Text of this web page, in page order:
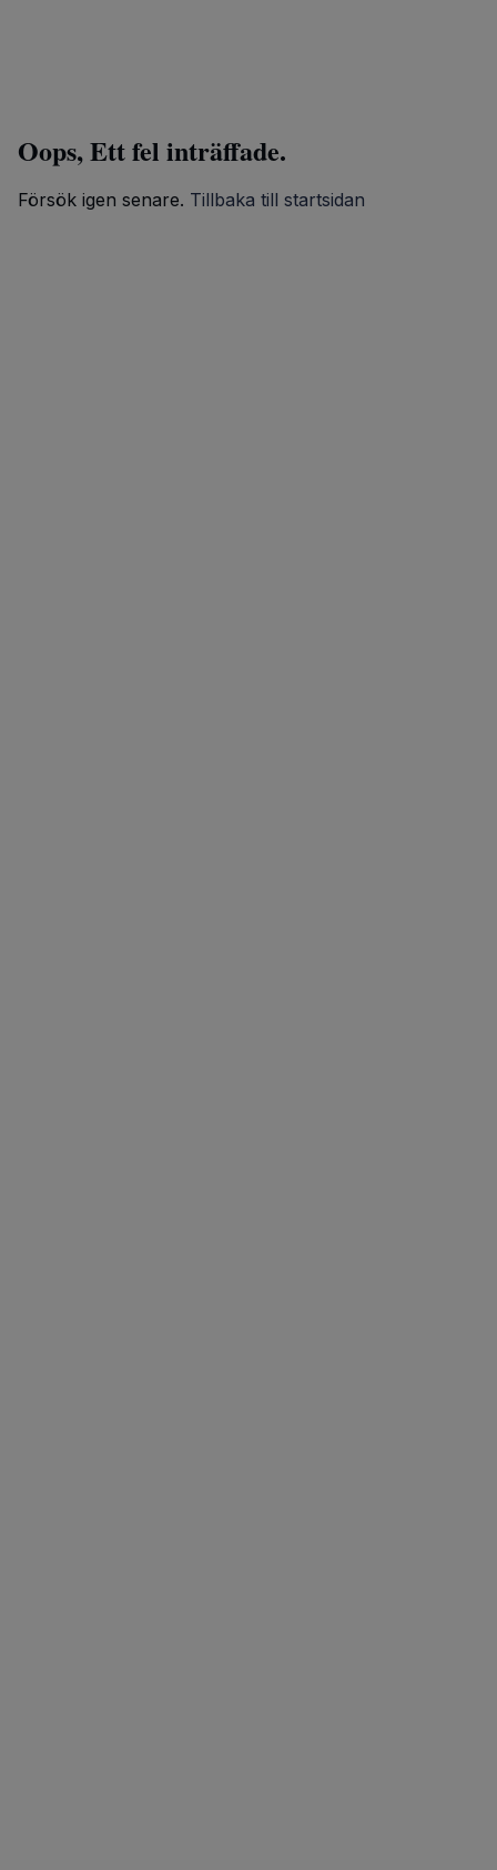
Oops, Ett fel inträffade.
Försök igen senare. Tillbaka till startsidan